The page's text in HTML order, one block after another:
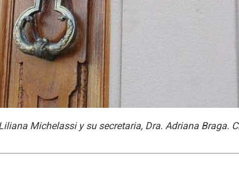
Michelassi y su secretaria, Dra. Adriana Braga.